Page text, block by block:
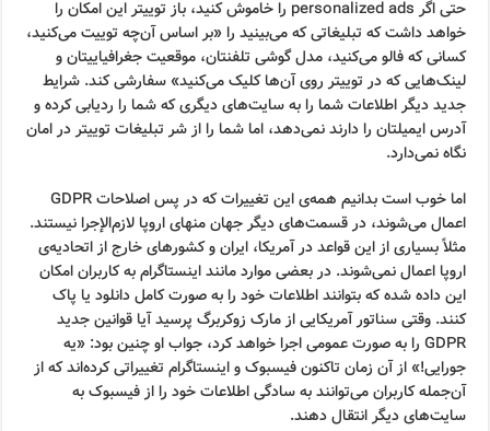
حتی اگر personalized ads را خاموش کنید، باز توییتر این امکان را
خواهد داشت که تبلیغاتی که می‌بینید را «بر اساس آن‌چه توییت می‌کنید،
کسانی که فالو می‌کنید، مدل گوشی تلفنتان، موقعیت جغرافیاییتان و
لینک‌هایی که در توییتر روی آن‌ها کلیک می‌کنید» سفارشی کند. شرایط
جدید دیگر اطلاعات شما را به سایت‌های دیگری که شما را ردیابی کرده و
آدرس ایمیلتان را دارند نمی‌دهد، اما شما را از شر تبلیغات توییتر در امان
نگاه نمی‌دارد.
اما خوب است بدانیم همه‌ی این تغییرات که در پس اصلاحات GDPR
اعمال می‌شوند، در قسمت‌های دیگر جهان منهای اروپا لازم‌الإجرا نیستند.
مثلاً بسیاری از این قواعد در آمریکا، ایران و کشورهای خارج از اتحادیه‌ی
اروپا اعمال نمی‌شوند. در بعضی موارد مانند اینستاگرام به کاربران امکان
این داده شده که بتوانند اطلاعات خود را به صورت کامل دانلود یا پاک
کنند. وقتی سناتور آمریکایی از مارک زوکربرگ پرسید آیا قوانین جدید
GDPR را به صورت عمومی اجرا خواهد کرد، جواب او چنین بود: «یه
جورایی!» از آن زمان تاکنون فیسبوک و اینستاگرام تغییراتی کرده‌اند که از
آن‌جمله کاربران می‌توانند به سادگی اطلاعات خود را از فیسبوک به
سایت‌های دیگر انتقال دهند.